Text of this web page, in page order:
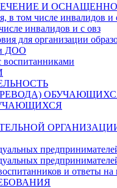
И
в том числе инвалидов и
инвалидов и с овз
для организации
ДОО
воспитанниками
и ответы